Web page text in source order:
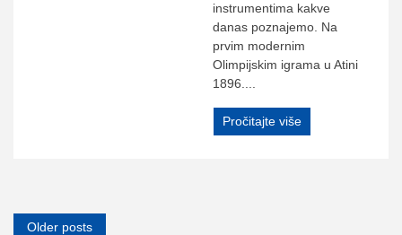
instrumentima kakve
danas poznajemo. Na
prvim modernim
Olimpijskim igrama u Atini
1896....
Pročitajte više
Older posts